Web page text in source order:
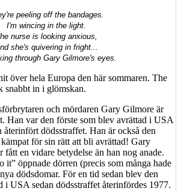
peeling off the bandages.
I'm wincing in the light.
nurse is looking anxious,
she's quivering in fright...
through Gary Gilmore's eyes.
över hela Europa den här sommaren. The
snabbt in i glömskan.
och mördaren Gary Gilmore är
Han var den förste som blev avrättad i USA
återinfört dödsstraffet. Han är också den
för sin rätt att bli avrättad! Gary
fått en vidare betydelse än han nog anade.
it” öppnade dörren (precis som många hade
dödsdomar. För en tid sedan blev den
i USA sedan dödsstraffet återinfördes 1977.